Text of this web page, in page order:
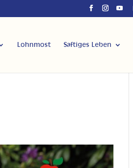
Lohnmost Saftiges Leben